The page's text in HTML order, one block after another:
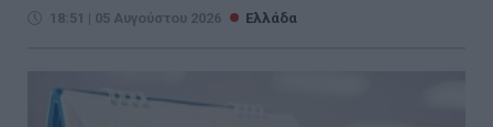
18:51 | 05 Αυγούστου 2026 Ελλάδα